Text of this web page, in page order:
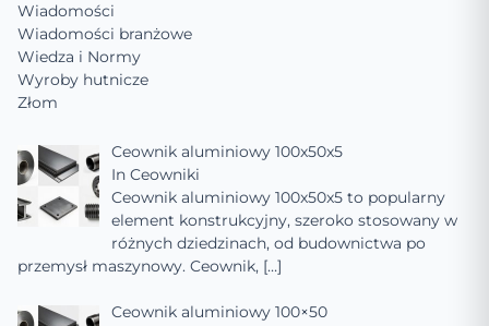
Wiadomości
Wiadomości branżowe
Wiedza i Normy
Wyroby hutnicze
Złom
Ceownik aluminiowy 100x50x5
In Ceowniki
Ceownik aluminiowy 100x50x5 to popularny
element konstrukcyjny, szeroko stosowany w
różnych dziedzinach, od budownictwa po
przemysł maszynowy. Ceownik, […]
Ceownik aluminiowy 100×50